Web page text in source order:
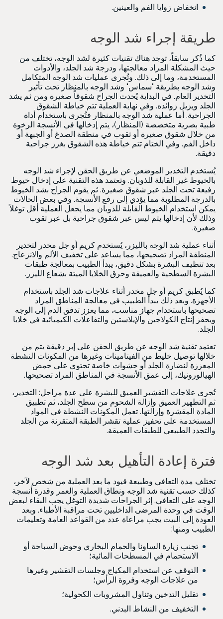
انخفاض زوايا الفم والعينين.
طريقة إجراء شد الوجه
كما ذُكر سابقاً، توجد هناك تقنيات كثيرة لشد الوجه، تختلف من
حيث المشكلة المراد معالجتها، ودرجة شد الجلد، والأدوات
المستخدمة، وما إلى ذلك. وتُجرى عمليات شد الوجه المتكامل
وشد الوجه بطريقة "سماس" وشد الوجه بالمنظار تحت تأثير
التخدير العام. في البداية يُحدث الجراح شقوقاً صغيرة ومن ثم يشد
الجلد ويزيل زوائده. وفي نهاية العملية تتم خياطة الشقوق
الجراحية. أما عملية شد الوجه بالمنظار فتُجرى باستخدام أداة
طبية بصرية متخصصة (المنظار)، يتم إدخالها في الأنسجة الرخوة
من خلال شقوق صغيرة أو ثقوب في منطقة الصدغ أو الجبهة أو
داخل الفم. وفي الختام تتم خياطة هذه الشقوق بغرز جراحية
دقيقة.
يُستخدم التخدير الموضعي عن طريق الحقن لإجراء شد الوجه
بالخيوط غير القابلة للذوبان. وتعتمد هذه التقنية على إدخال خيوط
رفيعة تحت الجلد عبر شقوق صغيرة. ثم يقوم الجراح بشد الخيوط
بالدرجة المطلوبة مما يؤدي إلى رفع الأنسجة. وفي بعض الحالات
يمكن استخدام الخيوط القابلة للذوبان مما يجعل العملية أقل توغلاً
وذلك لأن إدخالها يتم ليس عبر شقوق جراحية بل عبر ثقوب
صغيرة.
أثناء عملية شد الوجه بالليزر، يُستخدم كريم أو جل مخدر لتخدير
المنطقة المراد تصحيحها، مما يساعد على تخفيف الألم والانزعاج.
بعد تنظيف البشرة بشكل دقيق، يبدأ الطبيب بمعالجة طبقات
البشرة السطحية والعميقة وحرق الخلايا الميتة بشعاع الليزر.
كما يُطبق كريم أو جل مخدر أثناء علاجات شد الجلد باستخدام
الأجهزة. وبعد ذلك يبدأ الطبيب في معالجة المناطق المراد
تصحيحها باستخدام جهاز مناسب، مما يعزز تدفق الدم إلى الوجه
ويحفز إنتاج الكولاجين والإيلاستين والتفاعلات الكيميائية في خلايا
الجلد.
تعتمد تقنية شد الوجه عن طريق الحقن على إبر دقيقة يتم من
خلالها توصيل خليط من الفيتامينات وغيرها من المكونات النشطة
المعززة لنضارة الجلد أو حشوات خاصة تحتوي على حمض
الهيالورونيك، إلى عمق الأنسجة في المناطق المراد تصحيحها.
تُجرى علاجات التقشير العميق للبشرة على عدة مراحل: التخدير،
ثم التطهير العميق وإزالة الشحوم من سطح الجلد، ثم تطبيق
المادة المقشرة وإزالتها. تعمل المكونات النشطة في المواد
المستخدمة على تحفيز عملية تقشر الطبقة المتقرنة من الجلد
والتجدد الطبيعي للطبقات العميقة.
فترة إعادة التأهيل بعد شد الوجه
تختلف مدة التعافي وطبيعة قيود ما بعد العملية من شخص لآخر،
كذلك حسب تقنية شد الوجه ونطاق العملية والعمر وقدرة أنسجة
الوجه على التعافي. إثر الجراحات شديدة التوغل يجب البقاء لبعض
الوقت في وحدة المرضى الداخليين تحت مراقبة الأطباء. وبعد
العودة إلى البيت يجب مراعاة عدد من القواعد العامة وتعليمات
الطبيب ومنها:
تجنب زيارة الساونا والحمام البخاري وحوض السباحة أو
الاستحمام في المسطحات المائية؛
التوقف عن استخدام المكياج وجلسات التقشير وغيرها
من علاجات الوجه وفروة الرأس؛
تقليل التدخين وتناول المشروبات الكحولية؛
التخفيف من النشاط البدني.